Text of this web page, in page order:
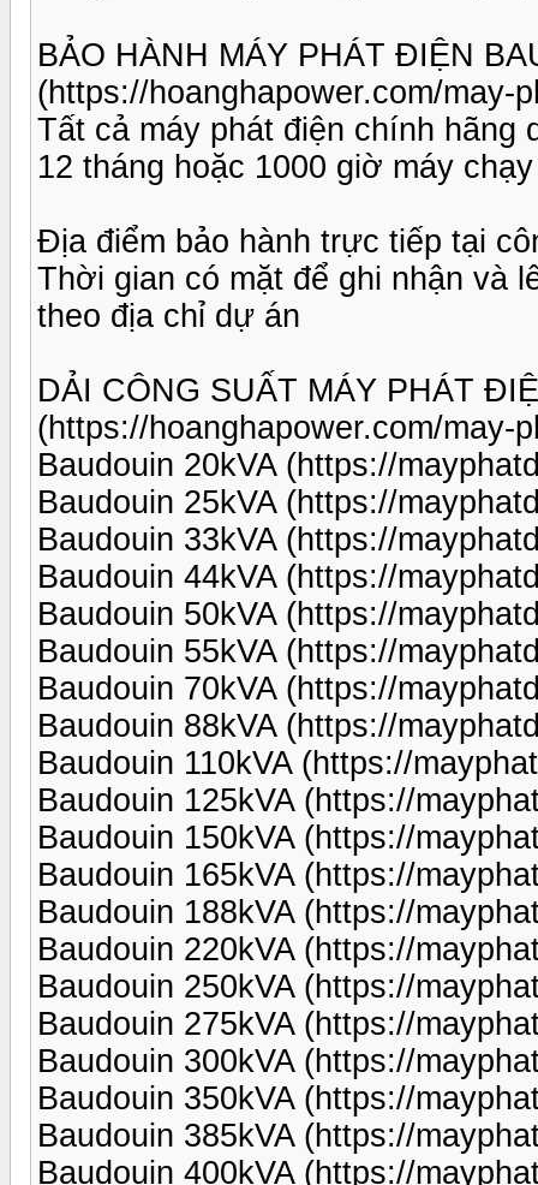
BẢO HÀNH MÁY PHÁT ĐIỆN
(https://hoanghapower.com/may-
Tất cả máy phát điện chính hãng
12 tháng hoặc 1000 giờ máy
Địa điểm bảo hành trực tiếp tại
Thời gian có mặt để ghi nhận và
theo địa chỉ dự án
DẢI CÔNG SUẤT MÁY PHÁT
(https://hoanghapower.com/may-
Baudouin 20kVA (https://
Baudouin 25kVA (https://
Baudouin 33kVA (https://
Baudouin 44kVA (https://
Baudouin 50kVA (https://
Baudouin 55kVA (https://
Baudouin 70kVA (https://
Baudouin 88kVA (https://
Baudouin 110kVA (https://
Baudouin 125kVA (https://
Baudouin 150kVA (https://
Baudouin 165kVA (https://
Baudouin 188kVA (https://
Baudouin 220kVA (https://
Baudouin 250kVA (https://
Baudouin 275kVA (https://
Baudouin 300kVA (https://
Baudouin 350kVA (https://
Baudouin 385kVA (https://
Baudouin 400kVA (https://